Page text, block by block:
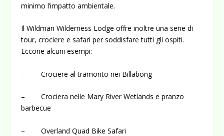
minimo l’impatto ambientale.
Il Wildman Wilderness Lodge offre inoltre una serie di
tour, crociere e safari per soddisfare tutti gli ospiti.
Eccone alcuni esempi:
– Crociere al tramonto nei Billabong
– Crociera nelle Mary River Wetlands e pranzo
barbecue
– Overland Quad Bike Safari